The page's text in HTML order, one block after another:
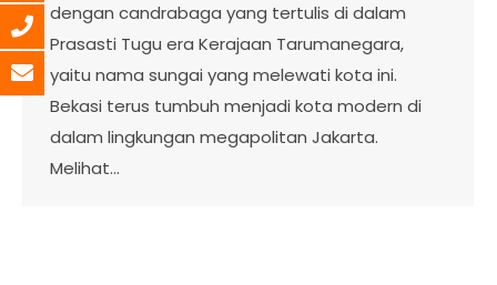
dengan candrabaga yang tertulis di dalam
Prasasti Tugu era Kerajaan Tarumanegara,
yaitu nama sungai yang melewati kota ini.
Bekasi terus tumbuh menjadi kota modern di
dalam lingkungan megapolitan Jakarta.
Melihat…